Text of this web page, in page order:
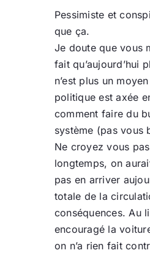
Pessimiste et
que ça.
Je doute que vous
fait qu’aujourd’hui
n’est plus un
politique est axée
comment faire du
système (pas vous
Ne croyez vous
longtemps, on
pas en arriver
totale de la
conséquences. Au
encouragé la
on n’a rien fait